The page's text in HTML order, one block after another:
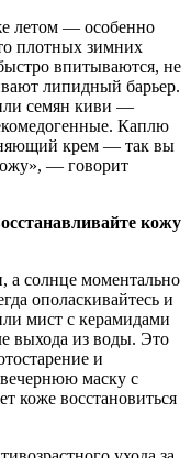
летом — особенно
плотных зимних
впитываются, не
липидный барьер.
семян киви —
Каплю
крем — так вы
— говорит
кожу
а солнце моментально
ополаскивайтесь и
мист с керамидами
выхода из воды. Это
и
маску с
коже восстановиться